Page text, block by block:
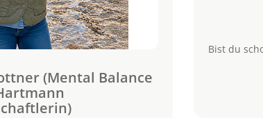
(Mental Balance
Bist du